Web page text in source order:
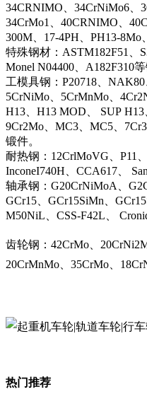
34CRNIMO、34CrNiMo6、
34CrMo1、40CRNIMO、
300M、17-4PH、PH13-8Mo
特殊钢材：ASTM182F51、
Monel N04400、A182F310等
工模具钢：P20718、NAK80
5CrNiMo、5CrMnMo、
H13、H13 MOD、 SUP
9Cr2Mo、MC3、MC5、
锻件。
耐热钢：12CrlMoVG、P11、
InconeI740H、CCA617、
轴承钢：G20CrNiMoA、
GCr15、GCr15SiMn、
M50NiL、CSS-F42L、
齿轮钢：42CrMo、
20CrMnMo、35CrMo、
热门推荐